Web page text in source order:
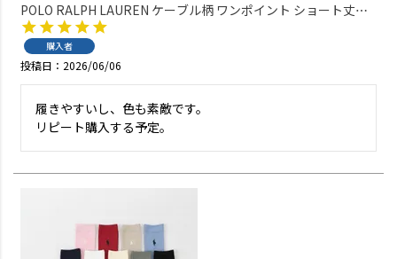
POLO RALPH LAUREN ケーブル柄 ワンポイント ショート丈ソ
ックス オーガニックコットン混 レディース 03207386
購入者
投稿日 2026/06/06
履きやすいし、色も素敵です。
リピート購入する予定。